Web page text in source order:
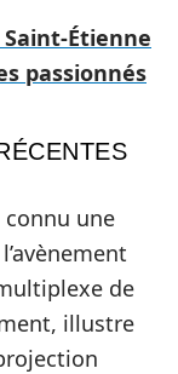
Étienne
passionnés
connu une
de
illustre